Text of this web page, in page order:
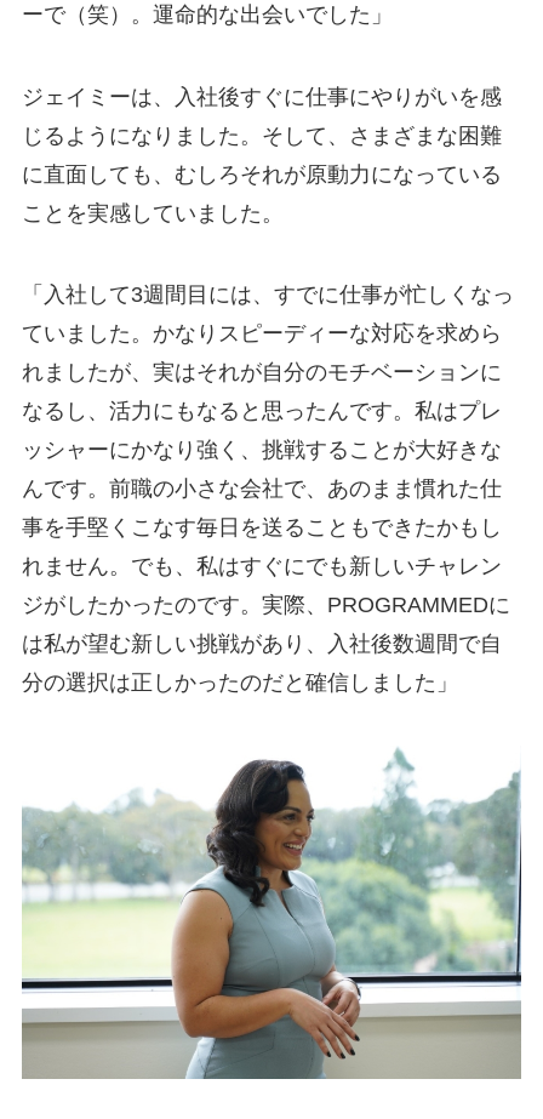
ーで（笑）。運命的な出会いでした」
ジェイミーは、入社後すぐに仕事にやりがいを感
じるようになりました。そして、さまざまな困難
に直面しても、むしろそれが原動力になっている
ことを実感していました。
「入社して3週間目には、すでに仕事が忙しくなっ
ていました。かなりスピーディーな対応を求めら
れましたが、実はそれが自分のモチベーションに
なるし、活力にもなると思ったんです。私はプレ
ッシャーにかなり強く、挑戦することが大好きな
んです。前職の小さな会社で、あのまま慣れた仕
事を手堅くこなす毎日を送ることもできたかもし
れません。でも、私はすぐにでも新しいチャレン
ジがしたかったのです。実際、PROGRAMMEDに
は私が望む新しい挑戦があり、入社後数週間で自
分の選択は正しかったのだと確信しました」